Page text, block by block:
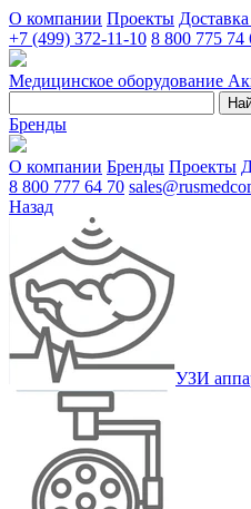
О компании Проекты
+7 (499) 372-11-10 8 800 775 74
Медицинское оборудование
Бренды
О компании Бренды Проекты
8 800 777 64 70
Назад
УЗИ